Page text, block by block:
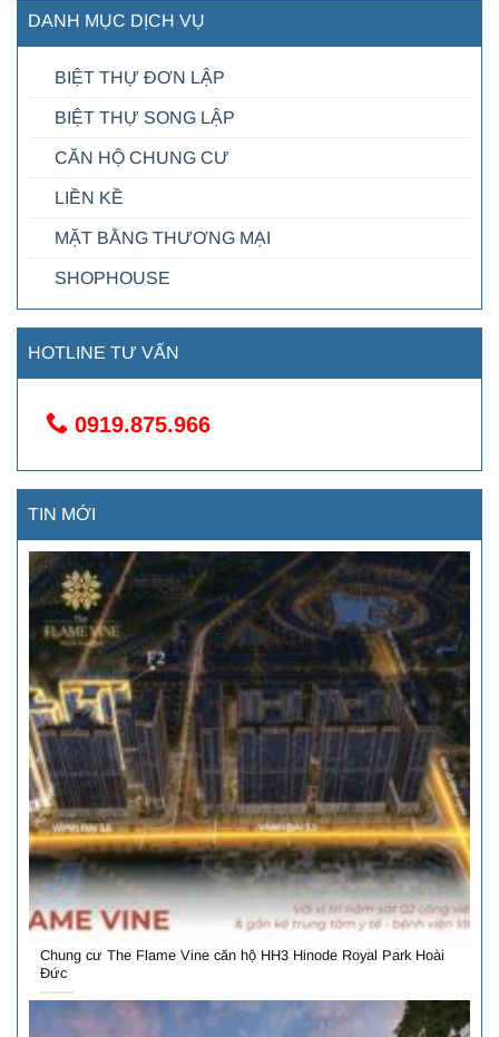
DANH MỤC DỊCH VỤ
BIỆT THỰ ĐƠN LẬP
BIỆT THỰ SONG LẬP
CĂN HỘ CHUNG CƯ
LIỀN KỀ
MẶT BẰNG THƯƠNG MẠI
SHOPHOUSE
HOTLINE TƯ VẤN
0919.875.966
TIN MỚI
Chung cư The Flame Vine căn hộ HH3 Hinode Royal Park Hoài
Đức